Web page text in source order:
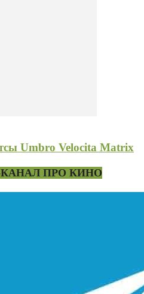
Umbro Velocita Matrix
КАНАЛ ПРО КИНО